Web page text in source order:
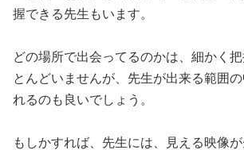
握できる先生もいます。
どの場所で出会ってるのかは、細かく
とんどいませんが、先生が出来る範囲
れるのも良いでしょう。
もしかすれば、先生には、見える映像